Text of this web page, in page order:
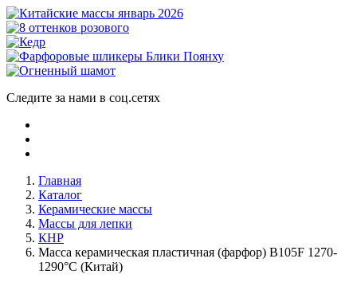
Следите за нами в соц.сетях
Главная
Каталог
Керамические массы
Массы для лепки
КНР
Масса керамическая пластичная (фарфор) B105F 1270-
1290°С (Китай)